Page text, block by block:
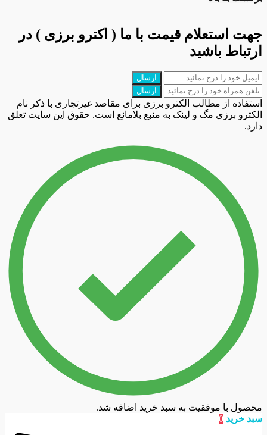
جهت استعلام قیمت با ما ( اکترو برزی ) در
ارتباط باشید
ارسال
ارسال
استفاده از مطالب الکترو برزی برای مقاصد غیرتجاری با ذکر نام
الکترو برزی مگ و لینک به منبع بلامانع است. حقوق این سایت تعلق
دارد.
محصول با موفقیت به سبد خرید اضافه شد.
سبد خرید 0